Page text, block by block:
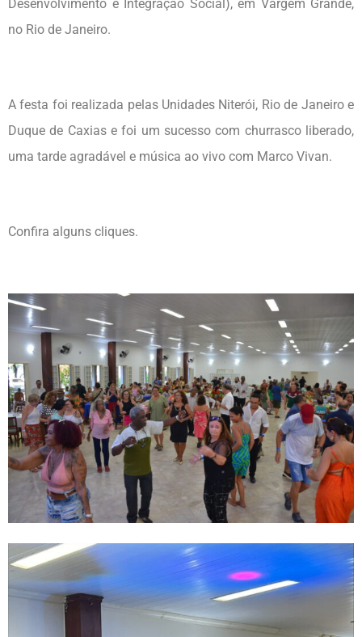
Desenvolvimento e Integração Social), em Vargem Grande,
no Rio de Janeiro.
A festa foi realizada pelas Unidades Niterói, Rio de Janeiro e
Duque de Caxias e foi um sucesso com churrasco liberado,
uma tarde agradável e música ao vivo com Marco Vivan.
Confira alguns cliques.